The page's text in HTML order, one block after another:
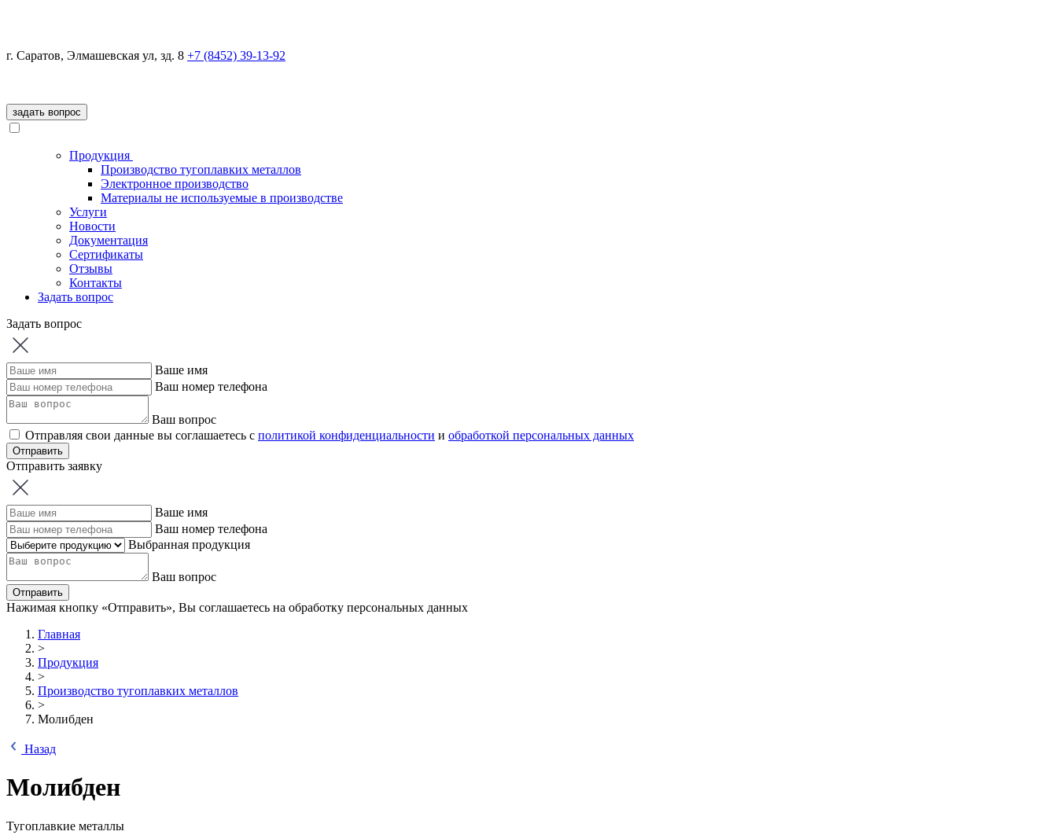
г. Саратов, Элмашевская ул, зд. 8 +7 (8452) 39-13-92
задать вопрос
Продукция
Производство тугоплавких металлов
Электронное производство
Материалы не используемые в производстве
Услуги
Новости
Документация
Сертификаты
Отзывы
Контакты
Задать вопрос
Задать вопрос
Ваше имя
Ваш номер телефона
Ваш вопрос
Отправляя свои данные вы соглашаетесь с политикой конфиденциальности и обработкой персональных данных
Отправить
Отправить заявку
Ваше имя
Ваш номер телефона
Выбранная продукция
Ваш вопрос
Отправить
Нажимая кнопку «Отправить», Вы соглашаетесь на обработку персональных данных
Главная
>
Продукция
>
Производство тугоплавких металлов
>
Молибден
Назад
Молибден
Тугоплавкие металлы